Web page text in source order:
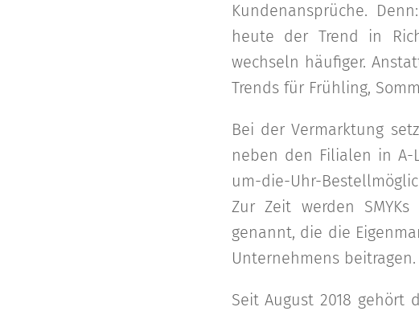
Kundenansprüche.
heute der Trend in
wechseln häufiger.
Trends für Frühling,
Bei der Vermarktung
neben den Filialen in
um-die-Uhr-
Zur Zeit werden
genannt, die die
Unternehmens beitragen.
Seit August 2018 gehört